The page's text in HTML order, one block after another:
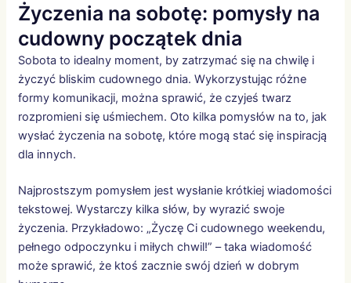
Życzenia na sobotę: pomysły na
cudowny początek dnia
Sobota to idealny moment, by zatrzymać się na chwilę i
życzyć bliskim cudownego dnia. Wykorzystując różne
formy komunikacji, można sprawić, że czyjeś twarz
rozpromieni się uśmiechem. Oto kilka pomysłów na to, jak
wysłać życzenia na sobotę, które mogą stać się inspiracją
dla innych.
Najprostszym pomysłem jest wysłanie krótkiej wiadomości
tekstowej. Wystarczy kilka słów, by wyrazić swoje
życzenia. Przykładowo: „Życzę Ci cudownego weekendu,
pełnego odpoczynku i miłych chwil!” – taka wiadomość
może sprawić, że ktoś zacznie swój dzień w dobrym